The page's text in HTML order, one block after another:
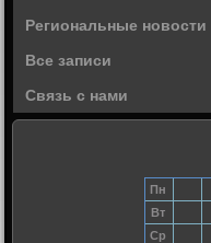
Региональные новости
Все записи
Связь с нами
Пн
Вт
Ср